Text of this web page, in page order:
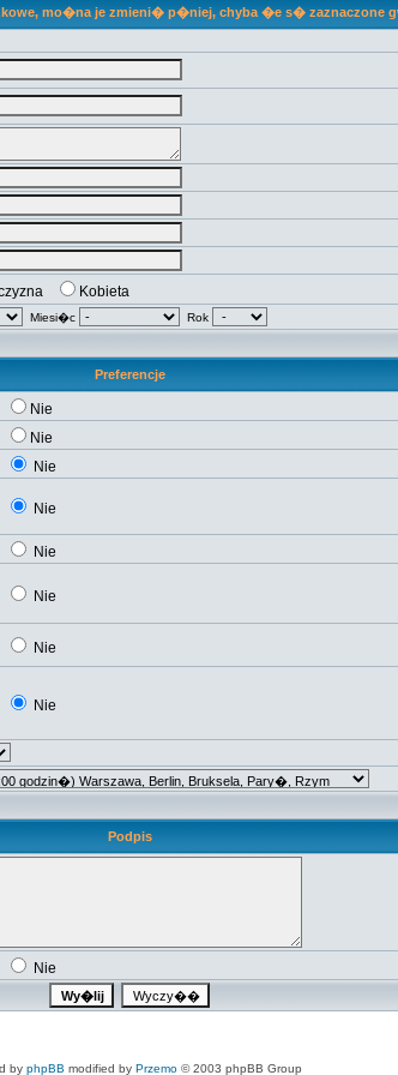
mo�na je zmieni� p�niej, chyba �e s� zaznaczone
Kobieta
Miesi�c Rok
Preferencje
Nie
Nie
Nie
Nie
Nie
Nie
Nie
Nie
Podpis
Nie
by phpBB modified by Przemo © 2003 phpBB Group